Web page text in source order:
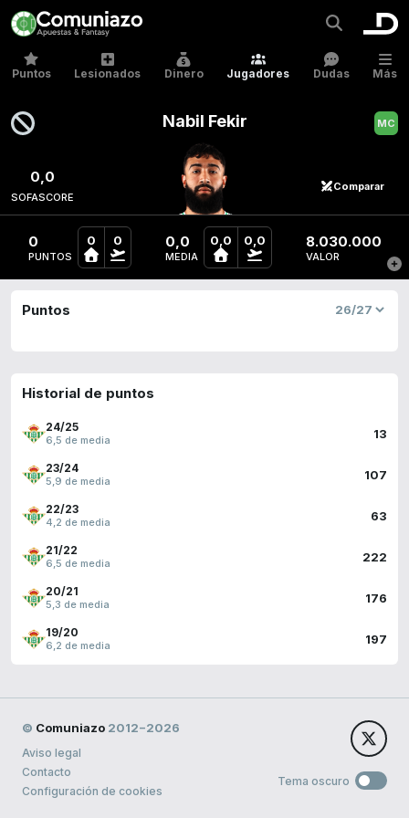
Puntos Lesionados Dinero Jugadores Dudas Más
Nabil Fekir
Comparar
0,0
SOFASCORE
0
PUNTOS
0 0 0,0
MEDIA
0,0 0,0 8.030.000
VALOR
Puntos
Historial de puntos
24/25
6,5 de media 13
23/24
5,9 de media 107
22/23
4,2 de media 63
21/22
6,5 de media 222
20/21
5,3 de media 176
19/20
6,2 de media 197
© Comuniazo 2012−2026
Aviso legal
Contacto
Configuración de cookies
Tema oscuro